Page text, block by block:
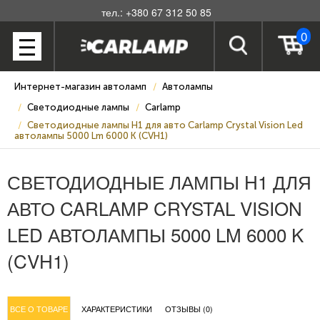
тел.: +380 67 312 50 85
0
Интернет-магазин автоламп
Автолампы
Светодиодные лампы
Carlamp
Светодиодные лампы H1 для авто Carlamp Crystal Vision Led
автолампы 5000 Lm 6000 K (CVH1)
СВЕТОДИОДНЫЕ ЛАМПЫ H1 ДЛЯ
АВТО CARLAMP CRYSTAL VISION
LED АВТОЛАМПЫ 5000 LM 6000 K
(CVH1)
ВСЕ О ТОВАРЕ ХАРАКТЕРИСТИКИ ОТЗЫВЫ (0)